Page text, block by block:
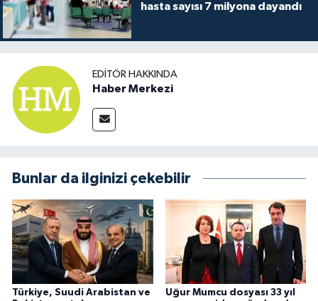
hasta sayısı 7 milyona dayandı
EDITÖR HAKKINDA
Haber Merkezi
Bunlar da ilginizi çekebilir
Türkiye, Suudi Arabistan ve
Uğur Mumcu dosyası 33 yıl